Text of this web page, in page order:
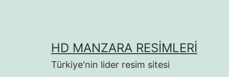
HD MANZARA RESIMLERI
Türkiye'nin lider resim sitesi